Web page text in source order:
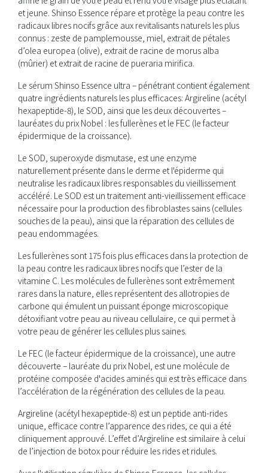
et jeune. Shinso Essence répare et protège la peau contre les
radicaux libres nocifs grâce aux revitalisants naturels les plus
connus : zeste de pamplemousse, miel, extrait de pétales
d’olea europea (olive), extrait de racine de morus alba
(mûrier) et extrait de racine de pueraria mirifica.
Le sérum Shinso Essence ultra – pénétrant contient également
quatre ingrédients naturels les plus efficaces: Argireline (acétyl
hexapeptide-8), le SOD, ainsi que les deux découvertes –
lauréates du prix Nobel : les fullerènes et le FEC (le facteur
épidermique de la croissance).
Le SOD, superoxyde dismutase, est une enzyme
naturellement présente dans le derme et l'épiderme qui
neutralise les radicaux libres responsables du vieillissement
accéléré. Le SOD est un traitement anti-vieillissement efficace
nécessaire pour la production des fibroblastes sains (cellules
souches de la peau), ainsi que la réparation des cellules de
peau endommagées.
Les fullerènes sont 175 fois plus efficaces dans la protection de
la peau contre les radicaux libres nocifs que l’ester de la
vitamine C. Les molécules de fullerènes sont extrêmement
rares dans la nature, elles représentent des allotropies de
carbone qui émulent un puissant éponge microscopique
détoxifiant votre peau au niveau cellulaire, ce qui permet à
votre peau de générer les cellules plus saines.
Le FEC (le facteur épidermique de la croissance), une autre
découverte – lauréate du prix Nobel, est une molécule de
protéine composée d'acides aminés qui est très efficace dans
l’accélération de la régénération des cellules de la peau.
Argireline (acétyl hexapeptide-8) est un peptide anti-rides
unique, efficace contre l’apparence des rides, ce qui a été
cliniquement approuvé. L’effet d’Argireline est similaire à celui
de l’injection de botox pour réduire les rides et ridules.